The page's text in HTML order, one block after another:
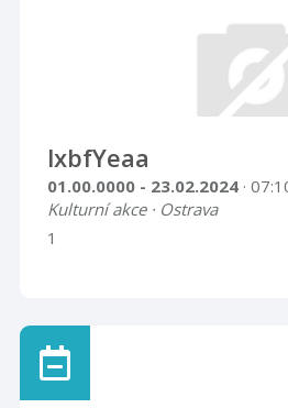
lxbfYeaa
01.00.0000 - 23.02.2024 ·
Kulturní akce · Ostrava
1